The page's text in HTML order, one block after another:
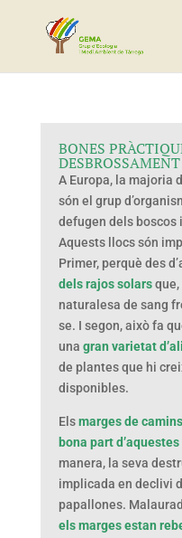
BONES
A Europa, la majoria
són el grup
defugen dels boscos
Aquests llocs són
Primer, perquè des
dels rajos solarsque,
naturalesa de sang
se. I segon, això fa
una gran varietat
de plantes que hi
disponibles.
Elsmarges de camins
bona part
manera, la seva
implicada en declivi
papallones.
els marges estan